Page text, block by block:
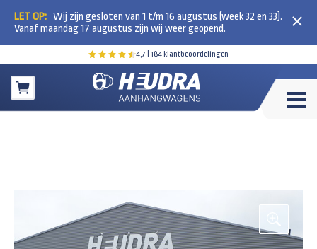
4,7 | 184 klantbeoordelingen
Winkelwagen
LET OP: Wij zijn gesloten van 1 t/m 16 augustus (week 32 en 33).
Vanaf maandag 17 augustus zijn wij weer geopend.